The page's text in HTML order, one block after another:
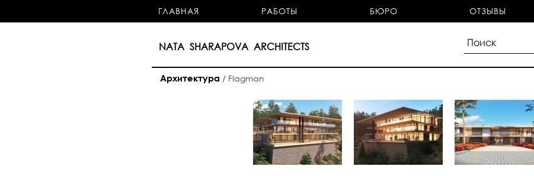
ГЛАВНАЯ РАБОТЫ БЮРО ОТЗЫВЫ
NATA SHARAPOVA ARCHITECTS
Архитектура / Flagman